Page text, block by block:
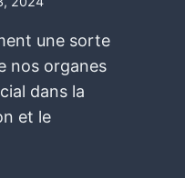
une sorte
nos organes
dans la
et le